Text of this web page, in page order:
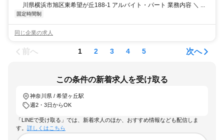
川県横浜市旭区東希望が丘188-1 アルバイト・パート 業務内容 ＼ ...
固定時間制
同じ企業の求人
前へ 1 2 3 4 5 次へ
この条件の新着求人を受け取る
神奈川県 / 希望ヶ丘駅
週2・3日からOK
「LINEで受け取る」では、新着求人のほか、おすすめ情報なども配信しま
す。 詳しくはこちら